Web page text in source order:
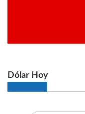
Dólar Hoy